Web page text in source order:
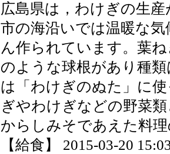
広島県は，わけぎの生
市の海沿いでは温暖な
ん作られています。葉
のような球根があり種
は「わけぎのぬた」に
ぎやわけぎなどの野菜
からしみそであえた料
【給食】 2015-03-20